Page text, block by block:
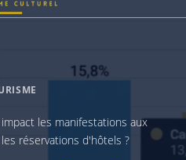
les manifestations aux
réservations d'hôtels ?